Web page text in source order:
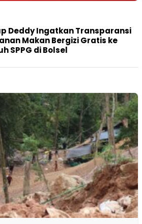
Deddy Ingatkan Transparansi
Makan Bergizi Gratis ke
SPPG di Bolsel